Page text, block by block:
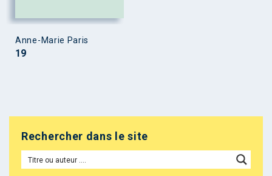
Anne-Marie Paris
19
Rechercher dans le site